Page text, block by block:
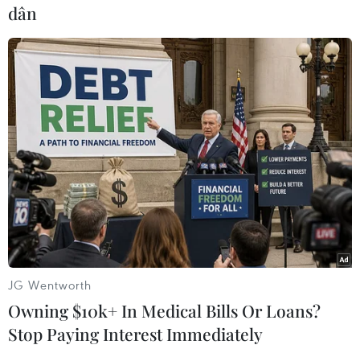
hoạt động đổi mới sáng tạo của Việt Nam, đồng
thời là sự kiện có ý nghĩa quan trọng kỷ niệm
50 năm thiết lập quan hệ ngoại giao giữa hai
quốc gia.
Ông Denis Brunetti, Tổng giám đốc Ericsson tại
Việt Nam tin rằng việc thiết lập IoT Hub sẽ thúc
đẩy làn sóng tăng trưởng kinh tế, khuyến khích
sự tham gia của hệ sinh thái hợp tác giữa Chính
phủ, các doanh nghiệp, viện nghiên cứu, mở
rộng nền tảng kiến thức về IoT và công nghệ
trong cuộc cách mạng công nghiệp 4.0…/.
(Vietnam+)
dân
JG Wentworth
Owning $10k+ In Medical Bills Or Loans?
Stop Paying Interest Immediately